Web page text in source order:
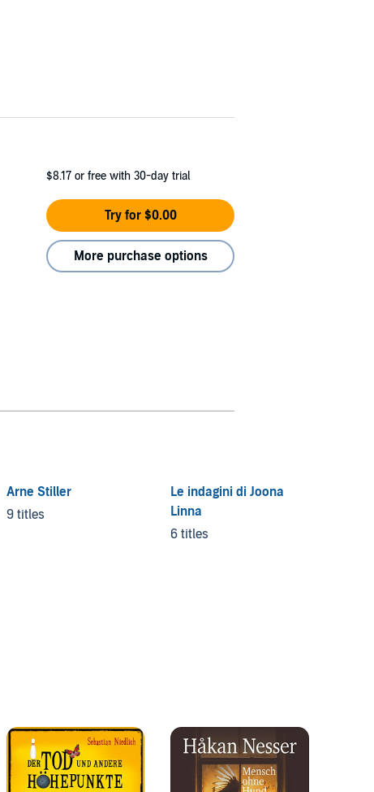
$8.17 or free with 30-day trial
Try for $0.00
More purchase options
Arne Stiller
9 titles
Le indagini di Joona
Linna
6 titles